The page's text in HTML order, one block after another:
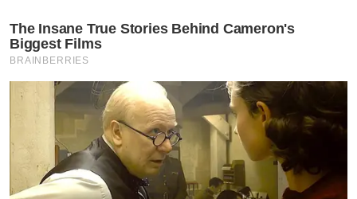
The Insane True Stories Behind Cameron's
Biggest Films
BRAINBERRIES